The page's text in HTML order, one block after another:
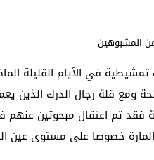
في الأيام القليلة
ومع قلة رجال الدرك الذين
فقد تم اعتقال مبحوتين
خصوصا على مستوى عين